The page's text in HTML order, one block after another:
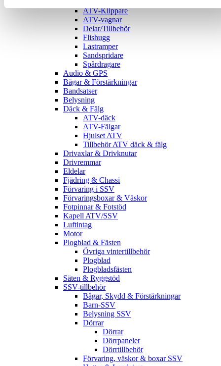
ATV-Klippare
ATV-vagnar
Delar/Tillbehör
Flishugg
Lastramper
Sandspridare
Spårdragare
Audio & GPS
Bågar & Förstärkningar
Bandsatser
Belysning
Däck & Fälg
ATV-däck
ATV-Fälgar
Hjulset ATV
Tillbehör ATV däck & fälg
Drivaxlar & Drivknutar
Drivremmar
Eldelar
Fjädring & Chassi
Förvaring i SSV
Förvaringsboxar & Väskor
Fotpinnar & Fotstöd
Kapell ATV/SSV
Luftintag
Motor
Plogblad & Fästen
Övriga vintertillbehör
Plogblad
Plogbladsfästen
Säten & Ryggstöd
SSV-tillbehör
Bågar, Skydd & Förstärkningar
Barn-SSV
Belysning SSV
Dörrar
Dörrar
Dörrpaneler
Dörrtillbehör
Förvaring, väskor & boxar SSV